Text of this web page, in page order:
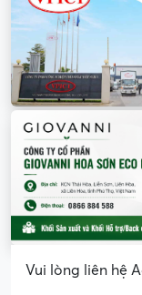
Vui lòng liên hệ